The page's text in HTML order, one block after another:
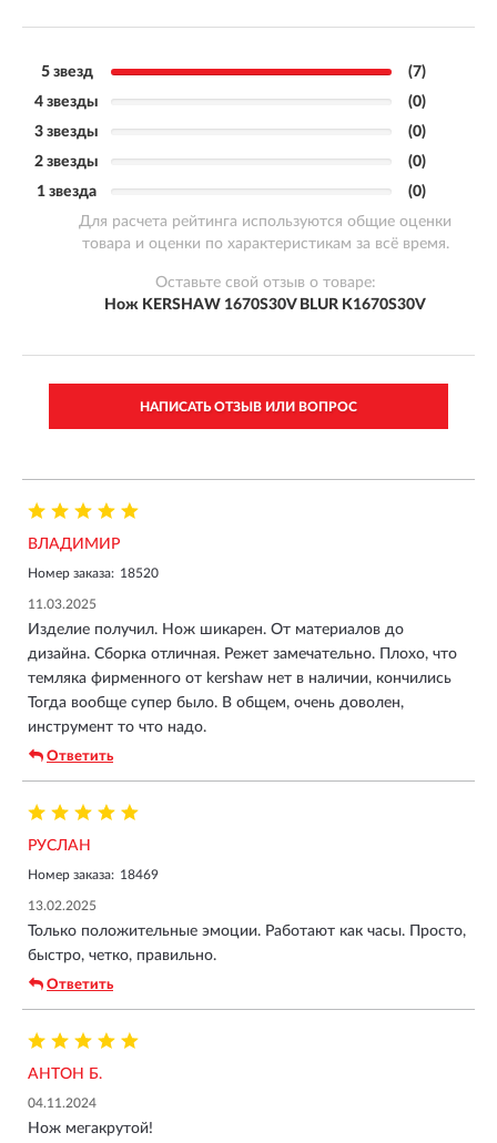
5 звезд
(7)
4 звезды
(0)
3 звезды
(0)
2 звезды
(0)
1 звезда
(0)
Для расчета рейтинга используются общие оценки
товара и оценки по характеристикам за всё время.
Оставьте свой отзыв о товаре:
Нож KERSHAW 1670S30V BLUR K1670S30V
НАПИСАТЬ ОТЗЫВ ИЛИ ВОПРОС
ВЛАДИМИР
Номер заказа: 18520
11.03.2025
Изделие получил. Нож шикарен. От материалов до
дизайна. Сборка отличная. Режет замечательно. Плохо, что
темляка фирменного от kershaw нет в наличии, кончились
Тогда вообще супер было. В общем, очень доволен,
инструмент то что надо.
Ответить
РУСЛАН
Номер заказа: 18469
13.02.2025
Только положительные эмоции. Работают как часы. Просто,
быстро, четко, правильно.
Ответить
АНТОН Б.
04.11.2024
Нож мегакрутой!